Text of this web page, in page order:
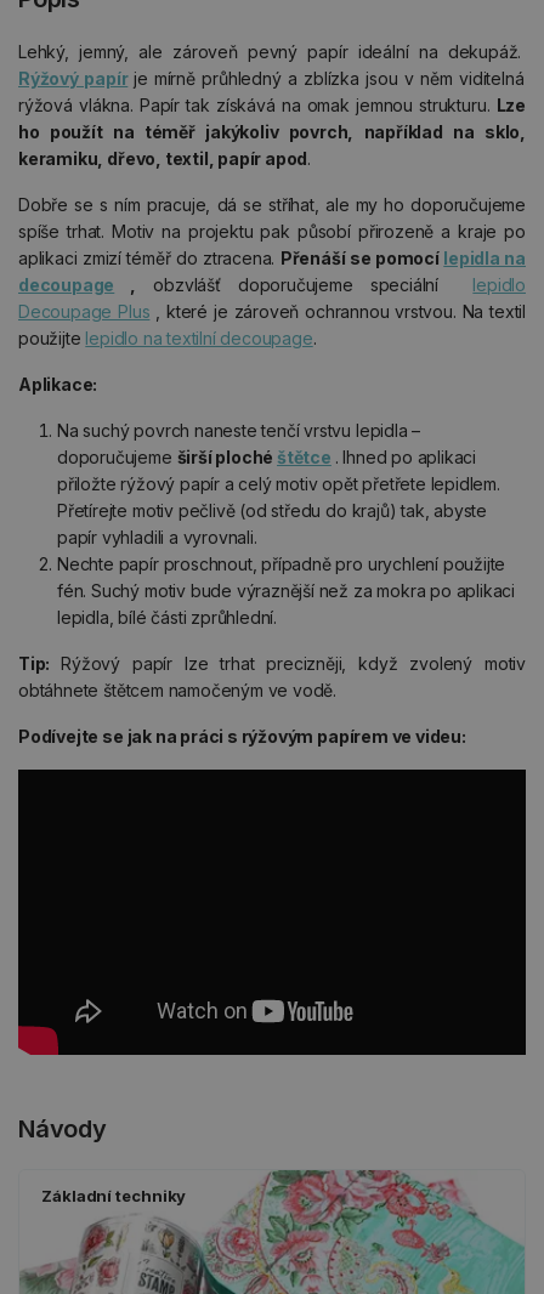
Lehký, jemný, ale zároveň pevný papír ideální na dekupáž.
Rýžový papír je mírně průhledný a zblízka jsou v něm viditelná
rýžová vlákna. Papír tak získává na omak jemnou strukturu. Lze
ho použít na téměř jakýkoliv povrch, například na sklo,
keramiku, dřevo, textil, papír apod.
Dobře se s ním pracuje, dá se stříhat, ale my ho doporučujeme
spíše trhat. Motiv na projektu pak působí přirozeně a kraje po
aplikaci zmizí téměř do ztracena. Přenáší se pomocí lepidla na
decoupage
obzvlášť doporučujeme speciální lepidlo
Decoupage Plus , které je zároveň ochrannou vrstvou. Na textil
použijte lepidlo na textilní decoupage.
Aplikace:
Na suchý povrch naneste tenčí vrstvu lepidla –
doporučujeme širší ploché štětce . Ihned po aplikaci
přiložte rýžový papír a celý motiv opět přetřete lepidlem.
Přetírejte motiv pečlivě (od středu do krajů) tak, abyste
papír vyhladili a vyrovnali.
Nechte papír proschnout, případně pro urychlení použijte
fén. Suchý motiv bude výraznější než za mokra po aplikaci
lepidla, bílé části zprůhlední.
Tip:Rýžový papír lze trhat precizněji, když zvolený motiv
obtáhnete štětcem namočeným ve vodě.
Podívejte se jak na práci s rýžovým papírem ve videu:
Návody
Základní techniky